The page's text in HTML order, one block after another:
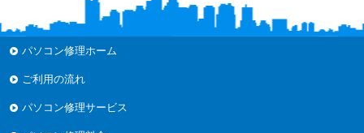
パソコン修理ホーム
ご利用の流れ
パソコン修理サービス